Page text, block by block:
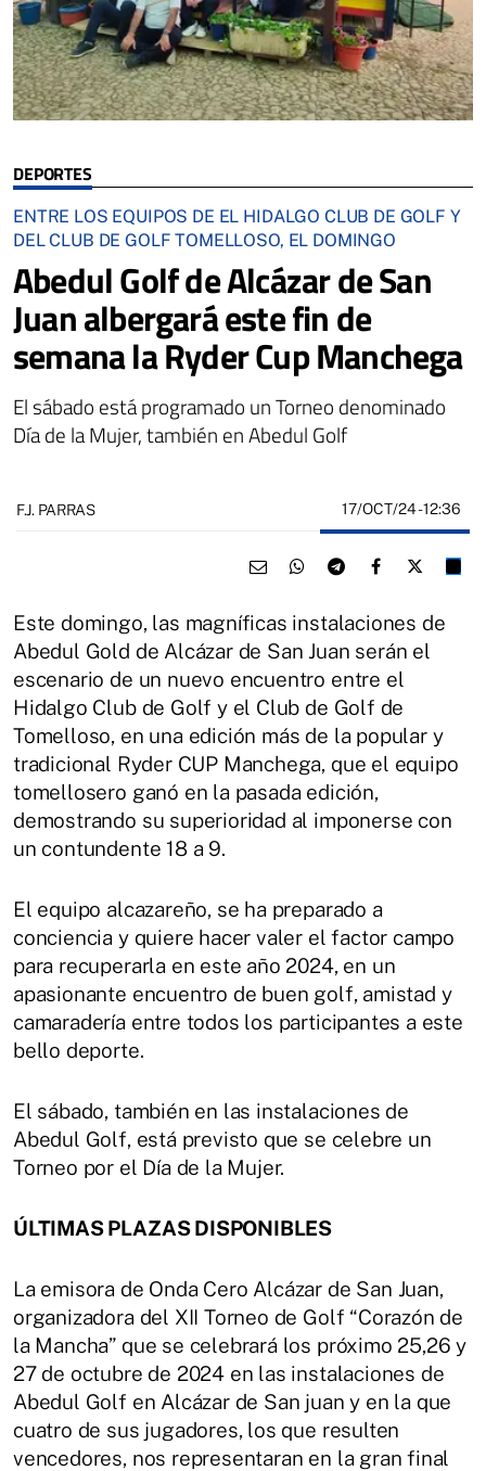
DEPORTES
ENTRE LOS EQUIPOS DE EL HIDALGO CLUB DE GOLF Y
DEL CLUB DE GOLF TOMELLOSO, EL DOMINGO
Abedul Golf de Alcázar de San
Juan albergará este fin de
semana la Ryder Cup Manchega
El sábado está programado un Torneo denominado
Día de la Mujer, también en Abedul Golf
F.J. PARRAS 17/OCT/24- 12:36
Este domingo, las magníficas instalaciones de
Abedul Gold de Alcázar de San Juan serán el
escenario de un nuevo encuentro entre el
Hidalgo Club de Golf y el Club de Golf de
Tomelloso, en una edición más de la popular y
tradicional Ryder CUP Manchega, que el equipo
tomellosero ganó en la pasada edición,
demostrando su superioridad al imponerse con
un contundente 18 a 9.
El equipo alcazareño, se ha preparado a
conciencia y quiere hacer valer el factor campo
para recuperarla en este año 2024, en un
apasionante encuentro de buen golf, amistad y
camaradería entre todos los participantes a este
bello deporte.
El sábado, también en las instalaciones de
Abedul Golf, está previsto que se celebre un
Torneo por el Día de la Mujer.
ÚLTIMAS PLAZAS DISPONIBLES
La emisora de Onda Cero Alcázar de San Juan,
organizadora del XII Torneo de Golf “Corazón de
la Mancha” que se celebrará los próximo 25,26 y
27 de octubre de 2024 en las instalaciones de
Abedul Golf en Alcázar de San juan y en la que
cuatro de sus jugadores, los que resulten
vencedores, nos representaran en la gran final